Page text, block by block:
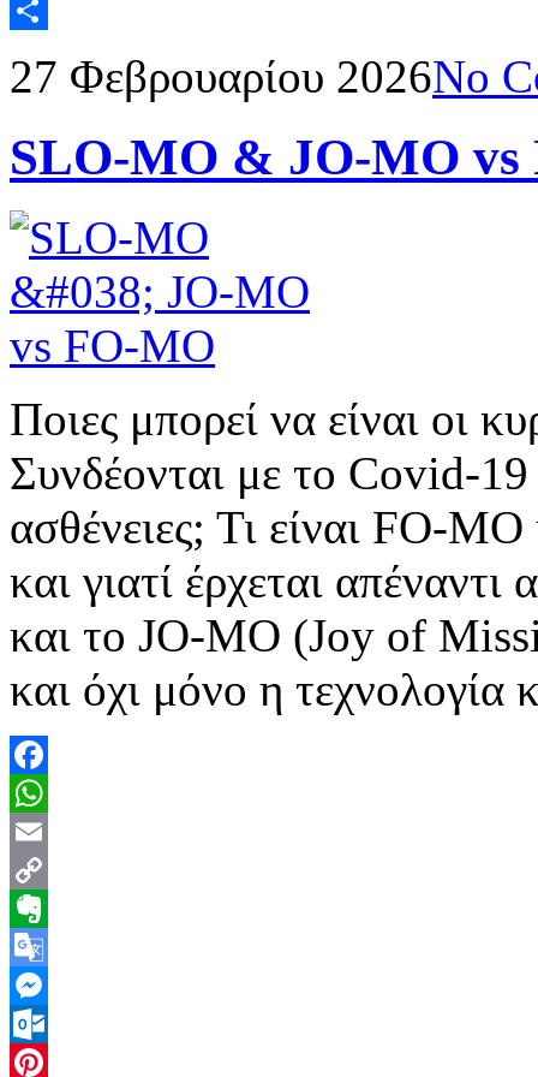
Gmail
27 Φεβρουαρίου 2026No
SLO-MO & JO-MO vs
Ποιες μπορεί να είναι οι
Συνδέονται με το Covid-19
ασθένειες; Τι είναι FO-
και γιατί έρχεται
και το JO-MO (Joy of
και όχι μόνο η
Facebook
WhatsApp
Email
Copy
Link
Evernote
Google
Translate
Messenger
Outlook.com